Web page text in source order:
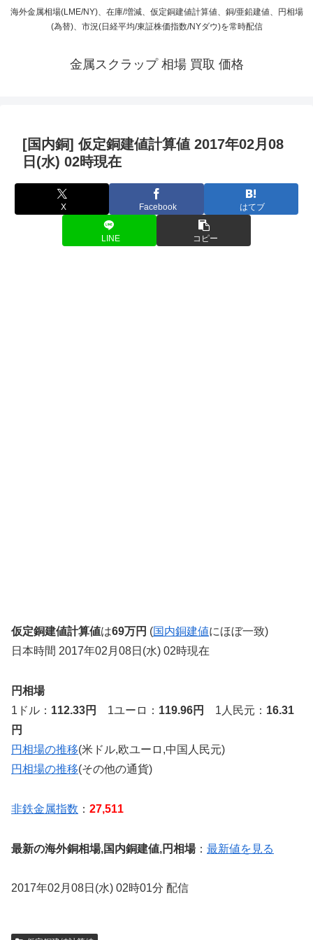
海外金属相場(LME/NY)、在庫/増減、仮定銅建値計算値、銅/亜鉛建値、円相場
(為替)、市況(日経平均/東証株価指数/NYダウ)を常時配信
金属スクラップ 相場 買取 価格
[国内銅] 仮定銅建値計算値 2017年02月08
日(水) 02時現在
X Facebook はてブ
LINE コピー
仮定銅建値計算値は69万円 (国内銅建値にほぼ一致)
日本時間 2017年02月08日(水) 02時現在
円相場
1ドル： 112.33円 1ユーロ： 119.96円 1人民元： 16.31
円
円相場の推移(米ドル,欧ユーロ,中国人民元)
円相場の推移(その他の通貨)
非鉄金属指数 ： 27,511
最新の海外銅相場,国内銅建値,円相場： 最新値を見る
2017年02月08日(水) 02時01分 配信